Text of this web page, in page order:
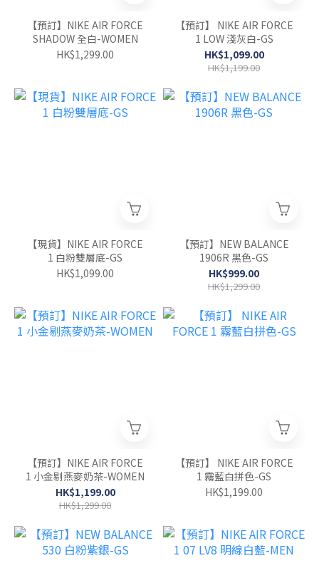
【預訂】NIKE AIR FORCE
SHADOW 全白-WOMEN
HK$1,299.00
【預訂】 NIKE AIR FORCE
1 LOW 淺灰白-GS
HK$1,099.00
HK$1,199.00
【現貨】NIKE AIR FORCE
1 白粉雙層底-GS
HK$1,099.00
【預訂】NEW BALANCE
1906R 黑色-GS
HK$999.00
HK$1,299.00
【預訂】NIKE AIR FORCE
1 小金剔燕麥奶茶-WOMEN
HK$1,199.00
HK$1,299.00
【預訂】 NIKE AIR FORCE
1 霧藍白拼色-GS
HK$1,199.00